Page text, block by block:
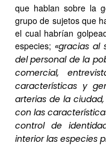
que hablan sobre la
grupo de sujetos que
el cual habrían
especies; «gracias al
del personal de la
comercial,
características y
arterias de la
con las
control de
interior las especies